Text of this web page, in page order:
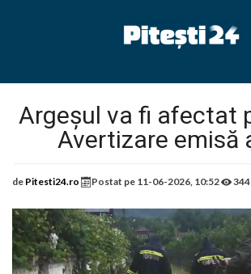
Argeșul va fi afectat
Avertizare emisă
de Pitesti24.ro Postat pe 11-06-2026, 10:52 344